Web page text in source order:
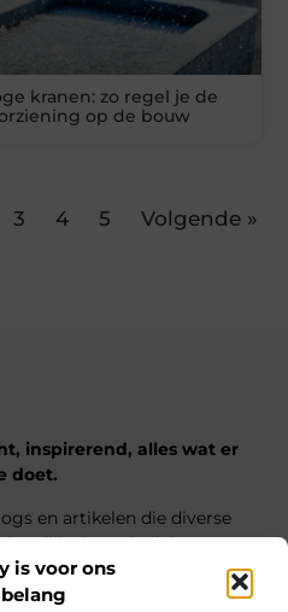
is voor ons
kranen: zo regel je de
op de bouw
3 4 5 Volgende »
inspirerend, alles wat er
doet.
en artikelen die diverse
leven belichten.